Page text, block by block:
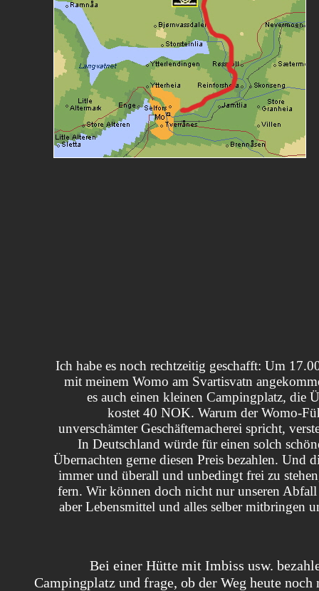
Ich habe es noch rechtzeitig geschafft: Um
mit meinem Womo am Svartisvatn
es auch einen kleinen Campingplatz, die
kostet 40 NOK. Warum der Womo-
unverschämter Geschäftemacherei spricht,
In Deutschland würde für einen solch
Übernachten gerne diesen Preis bezahlen. Und
immer und überall und unbedingt frei zu
fern. Wir können doch nicht nur unseren Abfall
aber Lebensmittel und alles selber mitbringen
Bei einer Hütte mit Imbiss usw.
Campingplatz und frage, ob der Weg heute